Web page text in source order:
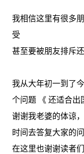
我相信这里有很多
受
甚至要被朋友排斥
我从大年初一到了
个问题 《 还适合出
谢谢我老婆的体谅
时间去答复大家的
在这里也谢谢读者